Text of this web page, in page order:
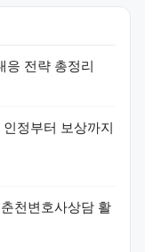
응 전략 총정리
정부터 보상까지
천변호사상담 활